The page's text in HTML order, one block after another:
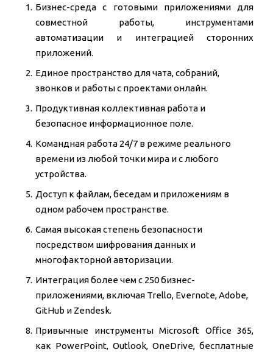
Бизнес-среда с готовыми приложениями для
совместной работы, инструментами
автоматизации и интеграцией сторонних
приложений.
Единое пространство для чата, собраний,
звонков и работы с проектами онлайн.
Продуктивная коллективная работа и
безопасное информационное поле.
Командная работа 24/7 в режиме реального
времени из любой точки мира и с любого
устройства.
Доступ к файлам, беседам и приложениям в
одном рабочем пространстве.
Самая высокая степень безопасности
посредством шифрования данных и
многофакторной авторизации.
Интеграция более чем с 250 бизнес-
приложениями, включая Trello, Evernote, Adobe,
GitHub и Zendesk.
Привычные инструменты Microsoft Office 365,
как PowerPoint, Outlook, OneDrive, бесплатные